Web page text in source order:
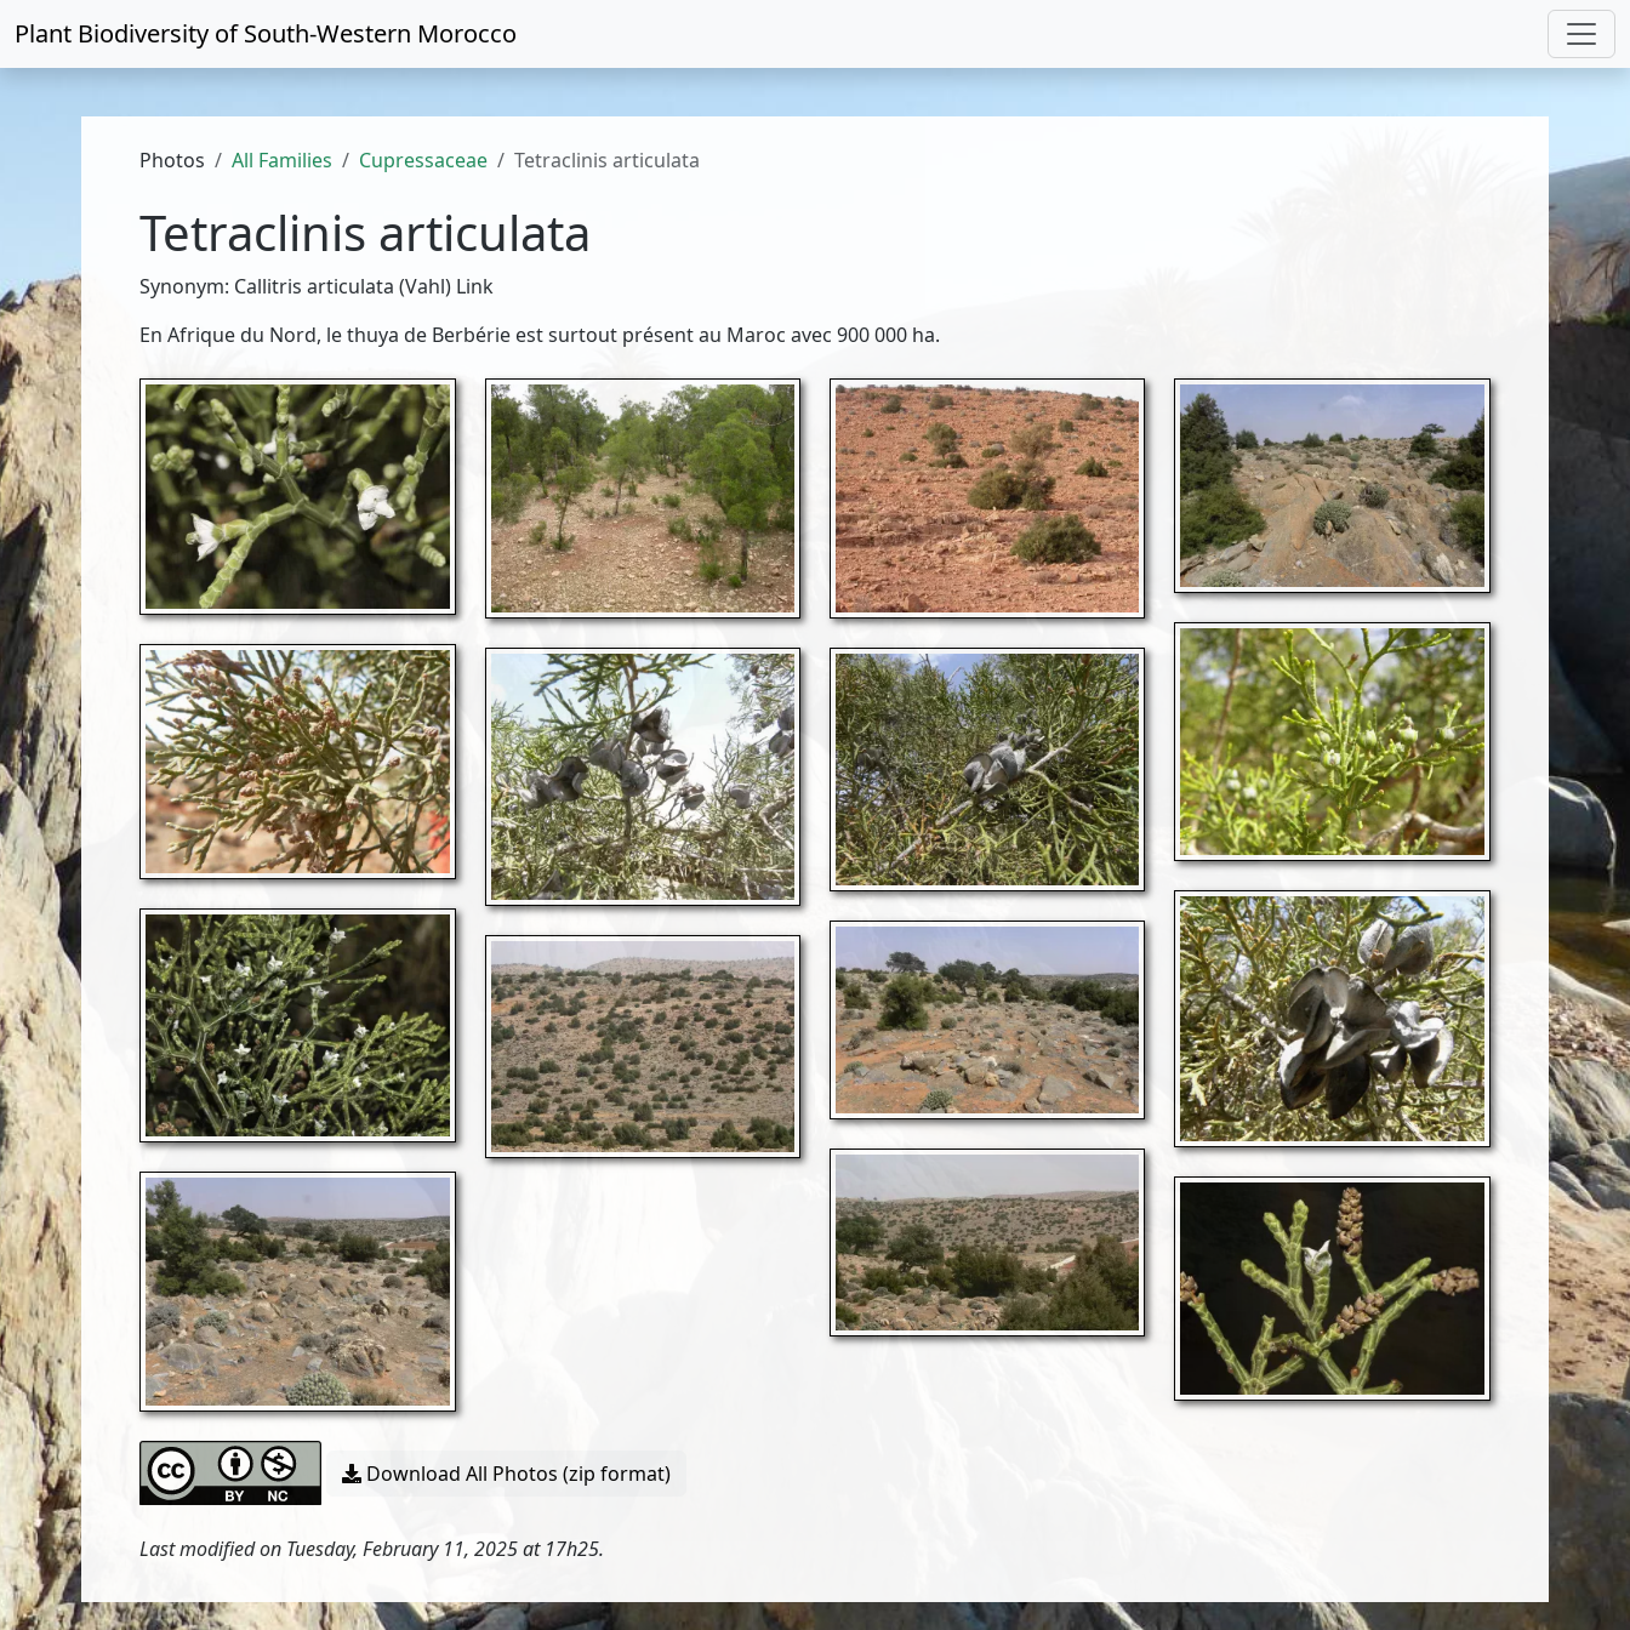
Plant Biodiversity ofSouth-Western Morocco
Photos All Families Cupressaceae Tetraclinis articulata
Tetraclinis articulata
Synonym: Callitris articulata (Vahl) Link
En Afrique du Nord, le thuya de Berbérie est surtout présent au Maroc avec 900 000 ha.
Download All Photos (zip format)
Last modified on Tuesday, February 11, 2025 at 17h25.